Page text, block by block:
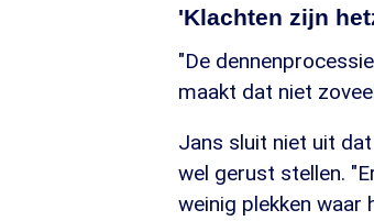
'Klachten zijn
"De
maakt dat niet
Jans sluit niet uit
wel gerust stellen.
weinig plekken